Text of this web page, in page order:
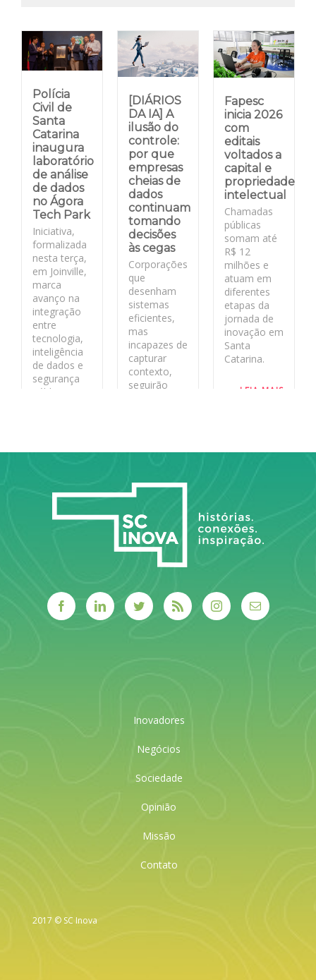
Polícia
Civil de
Santa
Catarina
inaugura
laboratório
de análise
de dados
no Ágora
Tech Park
Iniciativa,
formalizada
nesta terça,
em Joinville,
marca
avanço na
integração
entre
tecnologia,
inteligência
de dados e
segurança
pública no
[DIÁRIOS
DA IA] A
ilusão do
controle:
por que
empresas
cheias de
dados
continuam
tomando
decisões
às cegas
Corporações
que
desenham
sistemas
eficientes,
mas
incapazes de
capturar
contexto,
seguirão
Fapesc
inicia 2026
com
editais
voltados a
capital e
propriedade
intelectual
Chamadas
públicas
somam até
R$ 12
milhões e
atuam em
diferentes
etapas da
jornada de
inovação em
Santa
Catarina.
LEIA MAIS
Inovadores
Negócios
Sociedade
Opinião
Missão
Contato
2017 © SC Inova